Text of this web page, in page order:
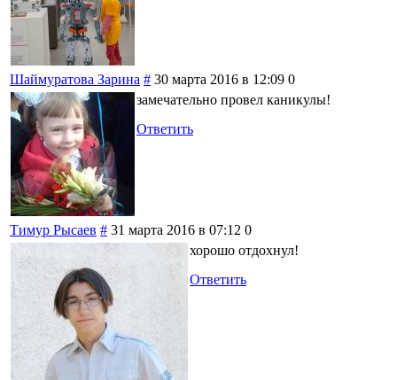
Шаймуратова Зарина # 30 марта 2016 в 12:09 0
замечательно провел каникулы!
Ответить
Тимур Рысаев # 31 марта 2016 в 07:12 0
хорошо отдохнул!
Ответить